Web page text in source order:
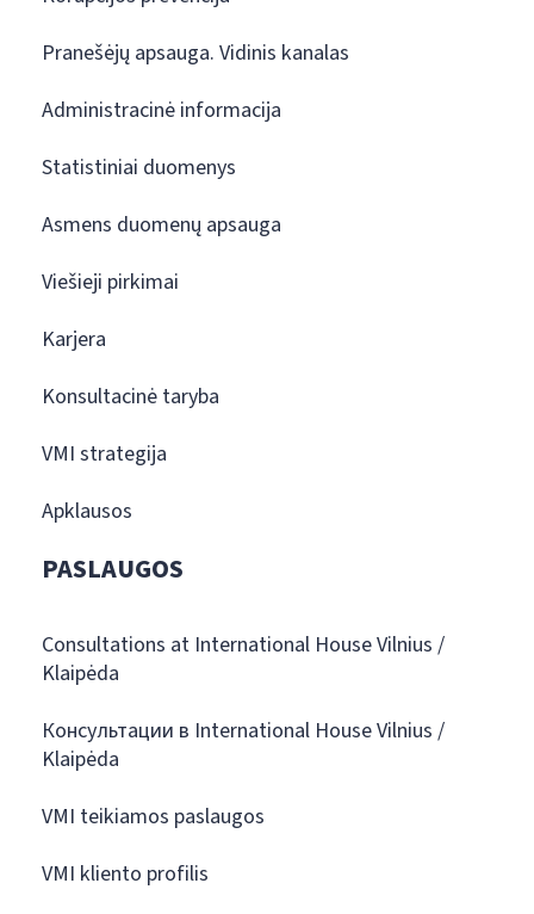
Pranešėjų apsauga. Vidinis kanalas
Administracinė informacija
Statistiniai duomenys
Asmens duomenų apsauga
Viešieji pirkimai
Karjera
Konsultacinė taryba
VMI strategija
Apklausos
PASLAUGOS
Consultations at International House Vilnius /
Klaipėda
Консультации в International House Vilnius /
Klaipėda
VMI teikiamos paslaugos
VMI kliento profilis